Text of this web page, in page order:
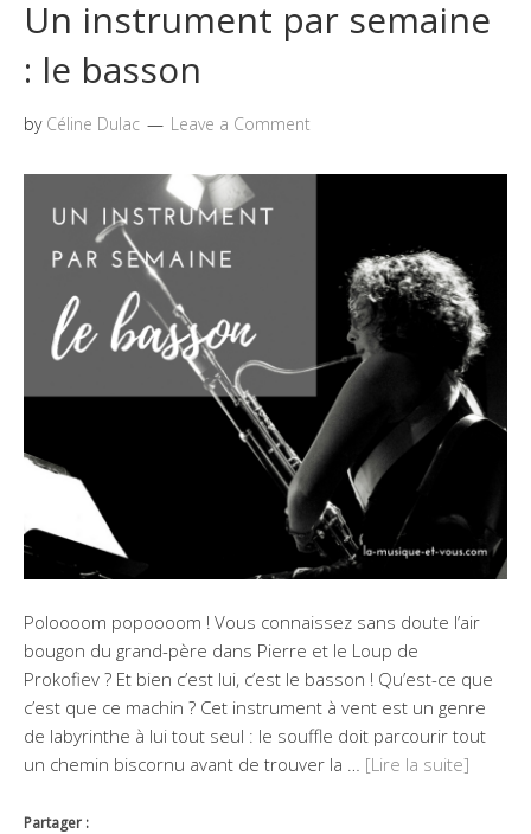
Un instrument par semaine
: le basson
by Céline Dulac Leave a Comment
Poloooom popoooom ! Vous connaissez sans doute l’air
bougon du grand-père dans Pierre et le Loup de
Prokofiev ? Et bien c’est lui, c’est le basson ! Qu’est-ce que
c’est que ce machin ? Cet instrument à vent est un genre
de labyrinthe à lui tout seul : le souffle doit parcourir tout
un chemin biscornu avant de trouver la … [Lire la suite]
Partager :